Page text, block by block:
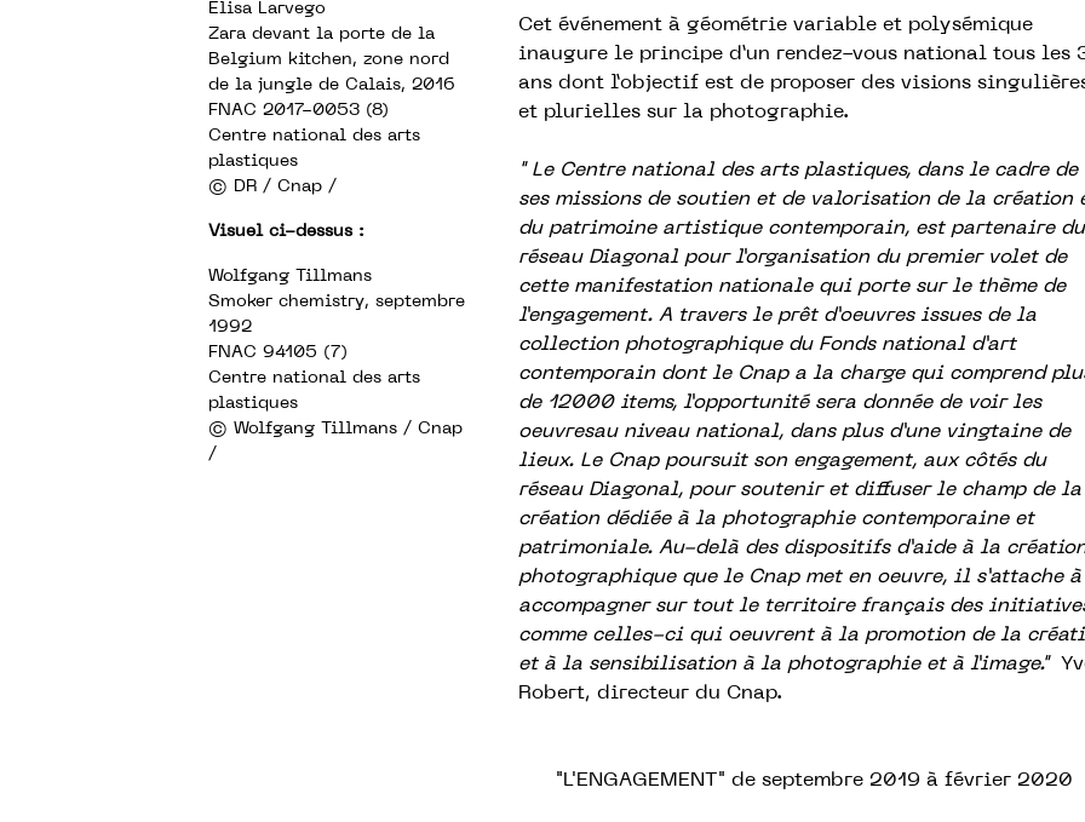
Elisa Larvego
Zara devant la porte de la
Belgium kitchen, zone nord
de la jungle de Calais, 2016
FNAC 2017-0053 (8)
Centre national des arts
plastiques
© DR / Cnap /
Visuel ci-dessus :
Wolfgang Tillmans
Smoker chemistry, septembre
1992
FNAC 94105 (7)
Centre national des arts
plastiques
© Wolfgang Tillmans / Cnap
/
Cet événement à géométrie variable et polysémique
inaugure le principe d’un rendez-vous national tous les
ans dont l’objectif est de proposer des visions
et plurielles sur la photographie.
" Le Centre national des arts plastiques, dans le cadre de
ses missions de soutien et de valorisation de la création
du patrimoine artistique contemporain, est partenaire du
réseau Diagonal pour l’organisation du premier volet de
cette manifestation nationale qui porte sur le thème de
l’engagement. A travers le prêt d’oeuvres issues de la
collection photographique du Fonds national d’art
contemporain dont le Cnap a la charge qui comprend
de 12000 items, l’opportunité sera donnée de voir les
oeuvresau niveau national, dans plus d’une vingtaine de
lieux. Le Cnap poursuit son engagement, aux côtés du
réseau Diagonal, pour soutenir et diffuser le champ de la
création dédiée à la photographie contemporaine et
patrimoniale. Au-delà des dispositifs d’aide à la
photographique que le Cnap met en oeuvre, il s’attache à
accompagner sur tout le territoire français des
comme celles-ci qui oeuvrent à la promotion de la
et à la sensibilisation à la photographie et à l’image."
Robert, directeur du Cnap.
"L'ENGAGEMENT" de septembre 2019 à février 2020